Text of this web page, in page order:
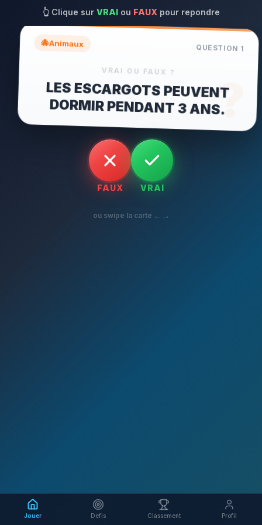
👆Clique sur VRAI ou FAUX pour repondre
?
🐙Animaux
QUESTION1
VRAI OU FAUX ?
LES ESCARGOTS PEUVENT
DORMIR PENDANT 3 ANS.
FAUX VRAI
ou swipe la carte ← →
Jouer Defis Classement Profil